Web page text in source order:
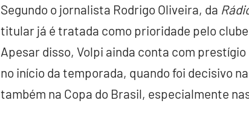
Segundo o jornalista Rodrigo Oliveira, da
titular já é tratada como prioridade pelo
Apesar disso, Volpi ainda conta com
no início da temporada, quando foi decisivo
também na Copa do Brasil, especialmente